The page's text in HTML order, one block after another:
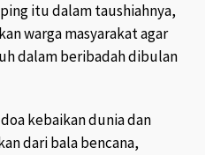
itu dalam taushiahnya,
warga masyarakat agar
dalam beribadah dibulan
kebaikan dunia dan
dari bala bencana,